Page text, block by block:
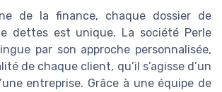
de la finance, chaque dossier de
dettes est unique. La société Perle
par son approche personnalisée,
de chaque client, qu’il s’agisse d’un
entreprise. Grâce à une équipe de